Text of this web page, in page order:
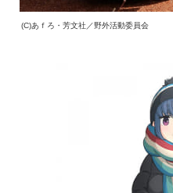
(C)あｆろ・芳文社／野外活動委員会